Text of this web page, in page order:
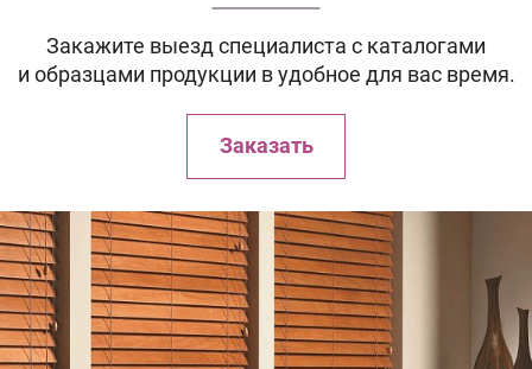
Закажите выезд специалиста с каталогами
и образцами продукции в удобное для вас время.
Заказать